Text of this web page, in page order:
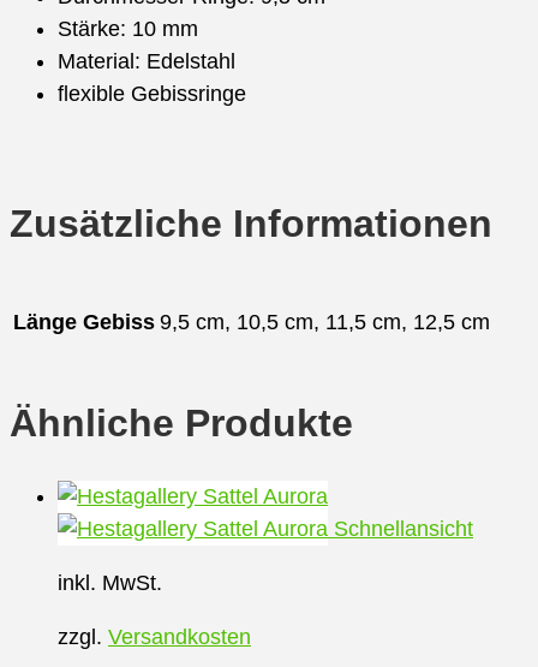
Stärke: 10 mm
Material: Edelstahl
flexible Gebissringe
Zusätzliche Informationen
Länge Gebiss 9,5 cm, 10,5 cm, 11,5 cm, 12,5 cm
Ähnliche Produkte
Schnellansicht
inkl. MwSt.
zzgl. Versandkosten